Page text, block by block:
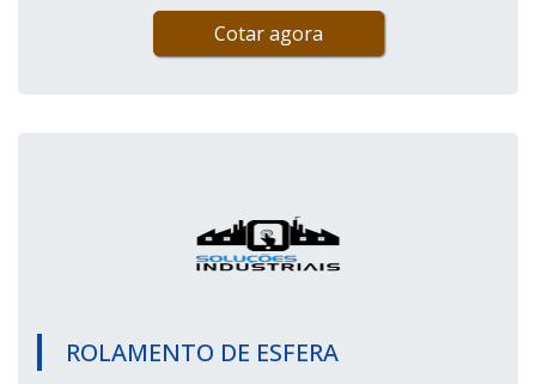
Cotar agora
ROLAMENTO DE ESFERA